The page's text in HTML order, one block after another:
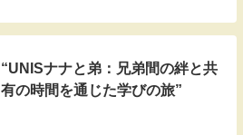
“UNISナナと弟：兄弟間の絆と共
有の時間を通じた学びの旅”